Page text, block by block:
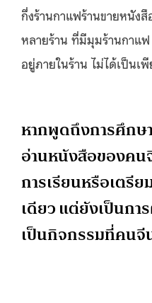
กึ่งร้านกาแฟร้านขายหนัง
หลายร้าน ที่มีมุมร้านกาแ
อยู่ภายในร้าน ไม่ได้เป็นเ
หากพูดถึงการศึกษ
อ่านหนังสือของคน
การเรียนหรือเตรี
เดียว แต่ยังเป็นก
เป็นกิจกรรมที่คน